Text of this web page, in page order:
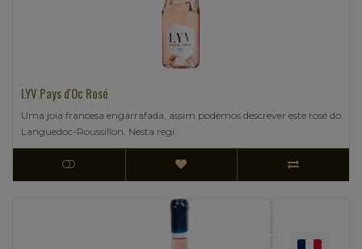
LYV Pays d'Oc Rosé
Uma joia francesa engarrafada, assim podemos descrever este rosé do
Languedoc-Roussillon. Nesta regi..